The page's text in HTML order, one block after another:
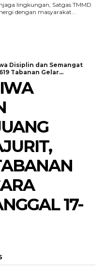
lingkungan, Satgas TMMD
dengan masyarakat...